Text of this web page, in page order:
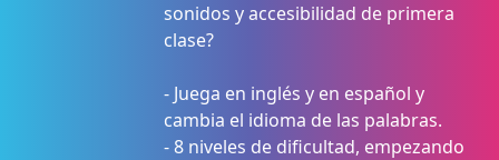
sonidos y accesibilidad de primera
clase?
- Juega en inglés y en español y
cambia el idioma de las palabras.
- 8 niveles de dificultad, empezando